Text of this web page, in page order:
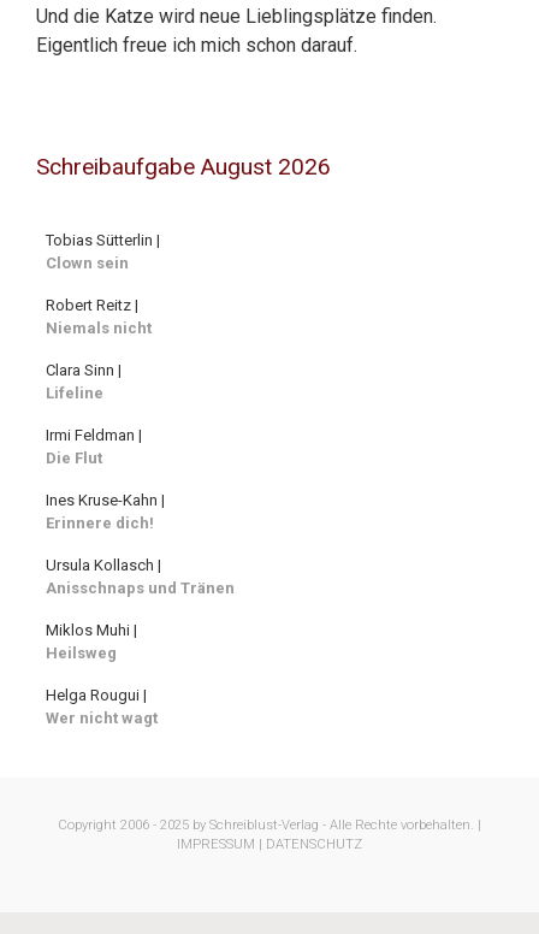
Und die Katze wird neue Lieblingsplätze finden.
Eigentlich freue ich mich schon darauf.
Schreibaufgabe August 2026
Tobias Sütterlin |
Clown sein
Robert Reitz |
Niemals nicht
Clara Sinn |
Lifeline
Irmi Feldman |
Die Flut
Ines Kruse-Kahn |
Erinnere dich!
Ursula Kollasch |
Anisschnaps und Tränen
Miklos Muhi |
Heilsweg
Helga Rougui |
Wer nicht wagt
Copyright 2006 - 2025 by Schreiblust-Verlag - Alle Rechte vorbehalten. |
IMPRESSUM |
DATENSCHUTZ